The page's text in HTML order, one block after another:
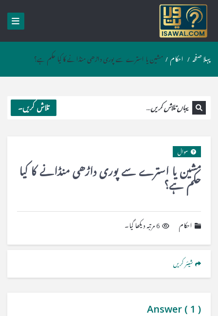
پہلا صفحہ / احکام / مشین یا استرے سے پوری داڑھی منڈانے کا کیا حکم ہے؟
تلاش کریں۔
مشین یا استرے سے پوری داڑھی منڈانے کا کیا
حکم ہے؟
سوال
احکام 6 مرتبہ دیکھا گیا۔
شیئر کریں
Answer ( 1 )